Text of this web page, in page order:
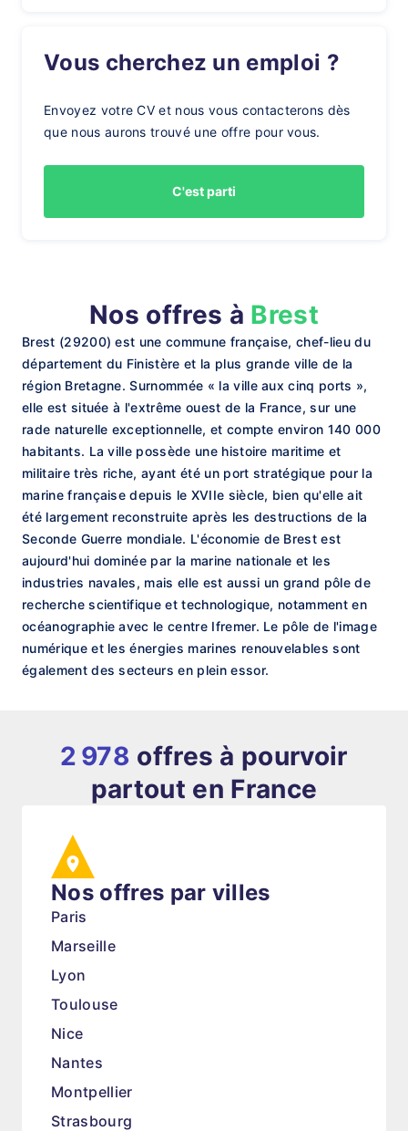
Vous cherchez un emploi ?
Envoyez votre CV et nous vous contacterons dès
que nous aurons trouvé une offre pour vous.
C'est parti
Nos offres à Brest
Brest (29200) est une commune française, chef-lieu du
département du Finistère et la plus grande ville de la
région Bretagne. Surnommée « la ville aux cinq ports »,
elle est située à l'extrême ouest de la France, sur une
rade naturelle exceptionnelle, et compte environ 140 000
habitants. La ville possède une histoire maritime et
militaire très riche, ayant été un port stratégique pour la
marine française depuis le XVIIe siècle, bien qu'elle ait
été largement reconstruite après les destructions de la
Seconde Guerre mondiale. L'économie de Brest est
aujourd'hui dominée par la marine nationale et les
industries navales, mais elle est aussi un grand pôle de
recherche scientifique et technologique, notamment en
océanographie avec le centre Ifremer. Le pôle de l'image
numérique et les énergies marines renouvelables sont
également des secteurs en plein essor.
2 978 offres à pourvoir
partout en France
Nos offres par villes
Paris
Marseille
Lyon
Toulouse
Nice
Nantes
Montpellier
Strasbourg